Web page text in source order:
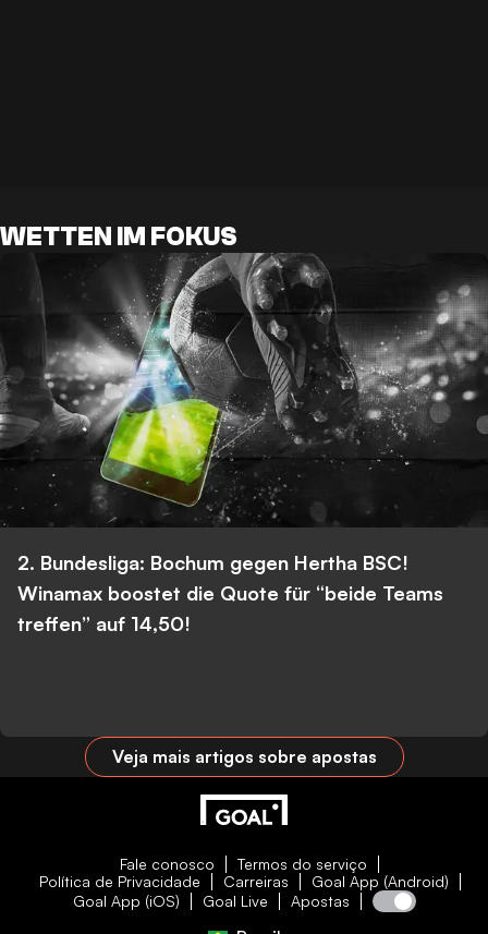
WETTEN IM FOKUS
2. Bundesliga: Bochum gegen Hertha BSC!
Winamax boostet die Quote für “beide Teams
treffen” auf 14,50!
Veja mais artigos sobre apostas
Fale conosco
Termos do serviço
Política de Privacidade
Carreiras
Goal App (Android)
Goal App (iOS)
Goal Live Apostas